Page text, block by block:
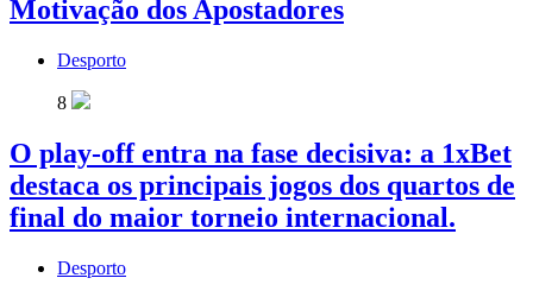
Motivação dos Apostadores
Desporto
8
O play-off entra na fase decisiva: a 1xBet
destaca os principais jogos dos quartos de
final do maior torneio internacional.
Desporto